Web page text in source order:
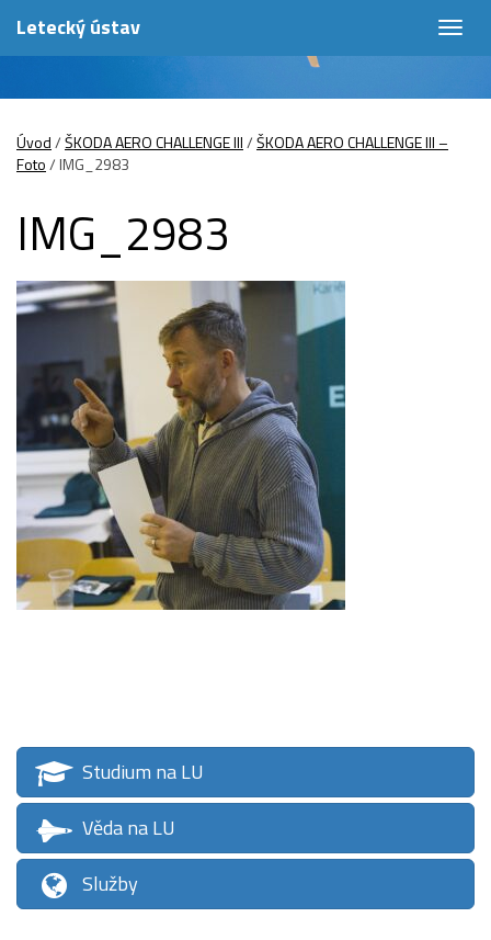
Letecký ústav
Úvod/ŠKODA AERO CHALLENGE III/ŠKODA AERO CHALLENGE III –
Foto/IMG_2983
IMG_2983
Studium na LU
Věda na LU
Služby